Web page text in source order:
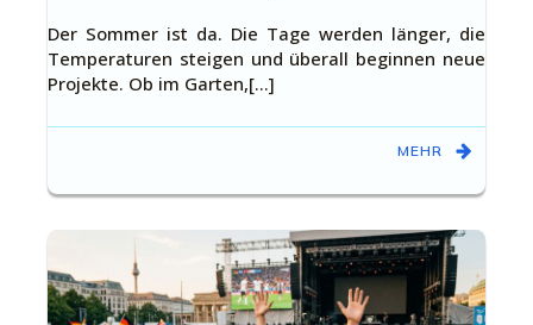
Der Sommer ist da. Die Tage werden länger, die
Temperaturen steigen und überall beginnen neue
Projekte. Ob im Garten,[…]
MEHR